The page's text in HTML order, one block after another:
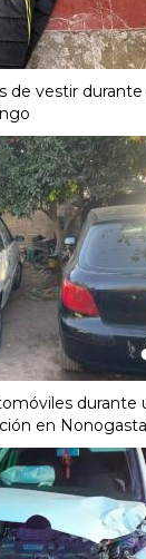
de vestir
durante
en Nonogasta